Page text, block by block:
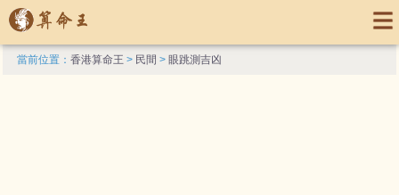
當前位置：香港算命王 > 民間 > 眼跳測吉凶